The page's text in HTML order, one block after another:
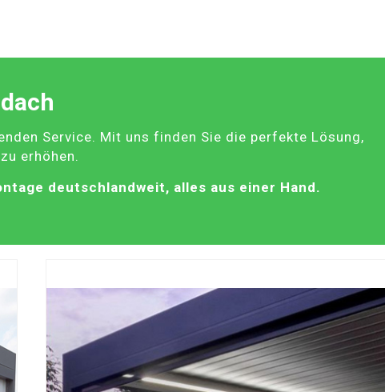
Service. Mit uns finden Sie die perfekte Lösung,
erhöhen.
deutschlandweit, alles aus einer Hand.